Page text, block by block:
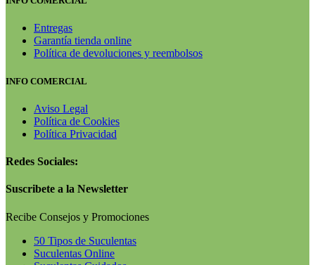
Entregas
Garantía tienda online
Política de devoluciones y reembolsos
INFO COMERCIAL
Aviso Legal
Política de Cookies
Política Privacidad
Redes Sociales:
Suscribete a la Newsletter
Recibe Consejos y Promociones
50 Tipos de Suculentas
Suculentas Online